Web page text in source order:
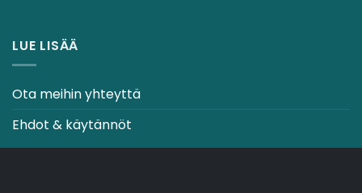
LUE LISÄÄ
Ota meihin yhteyttä
Ehdot & käytännöt